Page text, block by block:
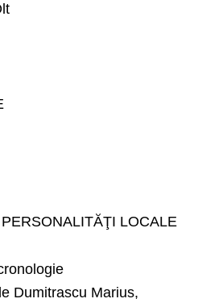
LOCALE
Dumitrascu Marius,